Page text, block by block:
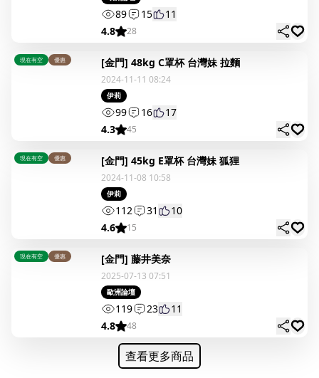
89 15
11
4.8
28
現在有空 優惠 [金門] 48kg C罩杯 台灣妹 拉麵
2024-11-11 08:24
伊莉
99 16
17
4.3
45
現在有空 優惠 [金門] 45kg E罩杯 台灣妹 狐狸
2024-11-08 10:58
伊莉
112 31
10
4.6
15
現在有空 優惠 [金門] 藤井美奈
2025-07-13 07:51
歐洲論壇
119 23
11
4.8
48
查看更多商品